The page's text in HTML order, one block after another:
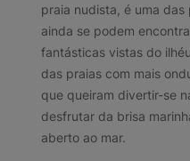
praia nudista, é uma
ainda se podem
fantásticas vistas do
das praias com mais
que queiram divertir-se
desfrutar da brisa
aberto ao mar.